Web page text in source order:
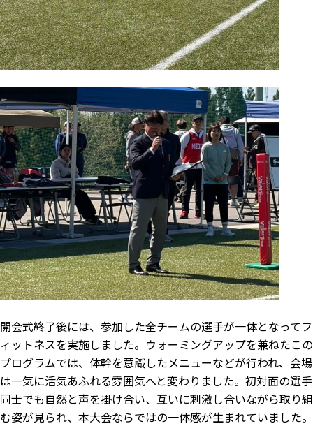
開会式終了後には、参加した全チームの選手が一体となってフ
ィットネスを実施しました。ウォーミングアップを兼ねたこの
プログラムでは、体幹を意識したメニューなどが行われ、会場
は一気に活気あふれる雰囲気へと変わりました。初対面の選手
同士でも自然と声を掛け合い、互いに刺激し合いながら取り組
む姿が見られ、本大会ならではの一体感が生まれていました。